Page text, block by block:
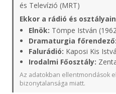
és Televízió (MRT)
Ekkor a rádió és
Elnök: Tömpe István
Dramaturgia főrendező:
Falurádió: Kaposi Kis
Irodalmi Főosztály:
Az adatokban ellentmondások
bizonytalansága miatt.